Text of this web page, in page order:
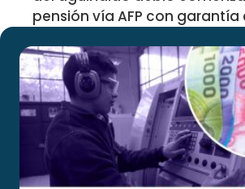
pensión vía AFP con